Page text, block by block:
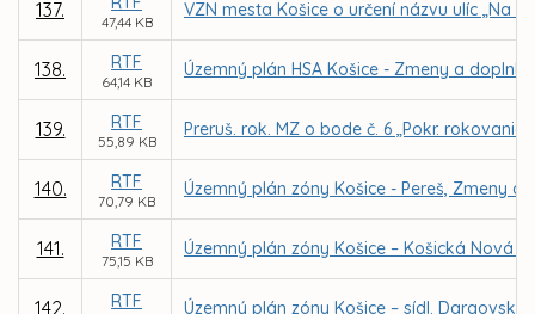
137.
47,44 KB
VZN mesta Košice o určení názvu ulíc „Na
138. RTF
64,14 KB
Územný plán HSA Košice - Zmeny a doplnky
139. RTF
55,89 KB
Preruš. rok. MZ o bode č. 6 „Pokr.
140. RTF
70,79 KB
Územný plán zóny Košice - Pereš, Zmeny a
141. RTF
75,15 KB
Územný plán zóny Košice – Košická Nová
142. RTF Územný plán zóny Košice – sídl.